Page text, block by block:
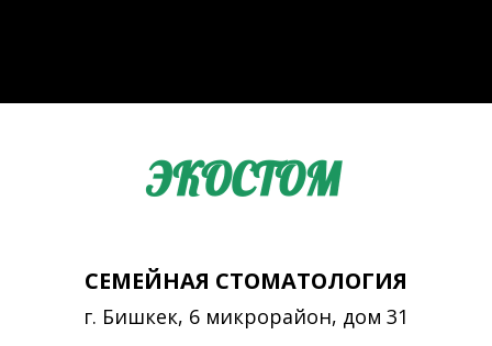
СЕМЕЙНАЯ СТОМАТОЛОГИЯ
г. Бишкек, 6 микрорайон, дом 31